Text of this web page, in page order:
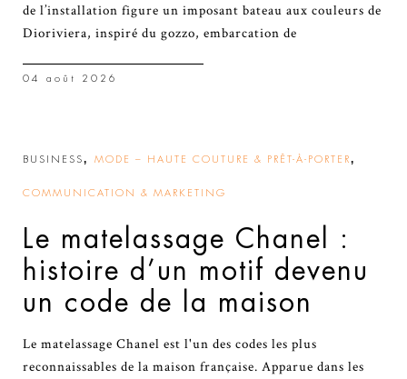
de l’installation figure un imposant bateau aux couleurs de
Dioriviera, inspiré du gozzo, embarcation de
04 août 2026
BUSINESS, MODE – HAUTE COUTURE & PRÊT-À-PORTER,
COMMUNICATION & MARKETING
Le matelassage Chanel :
histoire d’un motif devenu
un code de la maison
Le matelassage Chanel est l'un des codes les plus
reconnaissables de la maison française. Apparue dans les